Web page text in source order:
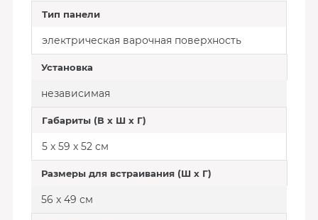
Тип панели
электрическая варочная поверхность
Установка
независимая
Габариты (В х Ш х Г)
5 x 59 x 52 см
Размеры для встраивания (Ш х Г)
56 x 49 см